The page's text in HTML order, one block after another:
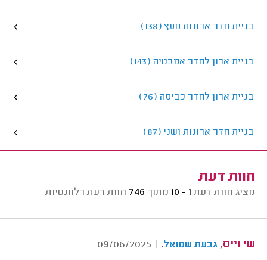
בניית חדר ארונות מעץ (138)
בניית ארון לחדר אמבטיה (143)
בניית ארון לחדר כביסה (76)
בניית חדר ארונות ושני (87)
חוות דעת
מציג חוות דעת 1 - 10 מתוך 746 חוות דעת רלוונטיות
שי וייס, גבעת שמואל.
|
09/06/2025